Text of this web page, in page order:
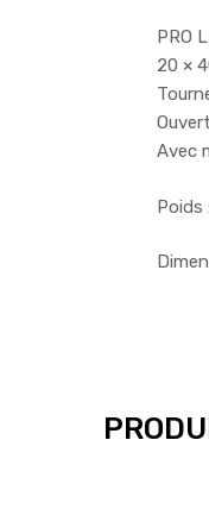
PRO
20 ×
Avec
Poids